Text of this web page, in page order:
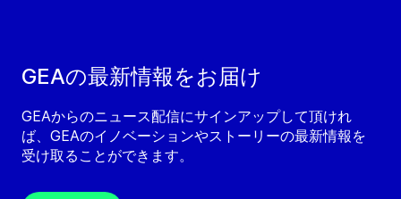
GEAの最新情報をお届け
GEAからのニュース配信にサインアップして頂けれ
ば、GEAのイノベーションやストーリーの最新情報を
受け取ることができます。